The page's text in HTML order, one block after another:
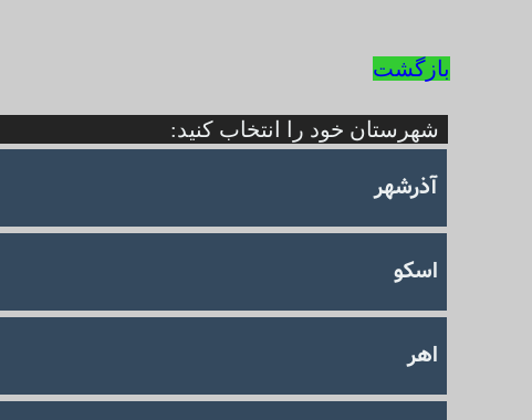
بازگشت
شهرستان خود را انتخاب کنید:
آذرشهر
اسکو
اهر